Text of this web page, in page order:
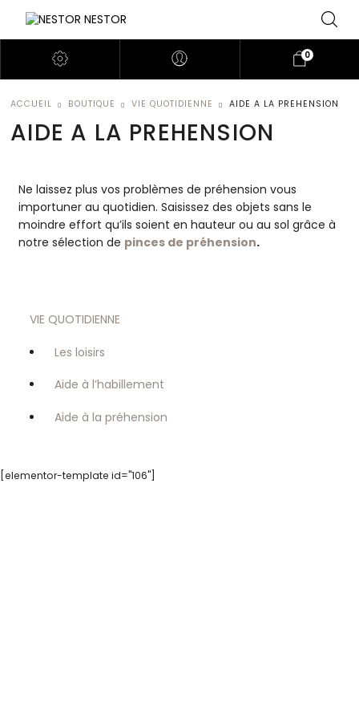
0
ACCUEIL BOUTIQUE VIE QUOTIDIENNE AIDE A LA PREHENSION
AIDE A LA PREHENSION
Ne laissez plus vos problèmes de préhension vous
importuner au quotidien. Saisissez des objets sans le
moindre effort qu’ils soient en hauteur ou au sol grâce à
notre sélection de pinces de préhension.
VIE QUOTIDIENNE
Les loisirs
Aide à l’habillement
Aide à la préhension
[elementor-template id="106"]